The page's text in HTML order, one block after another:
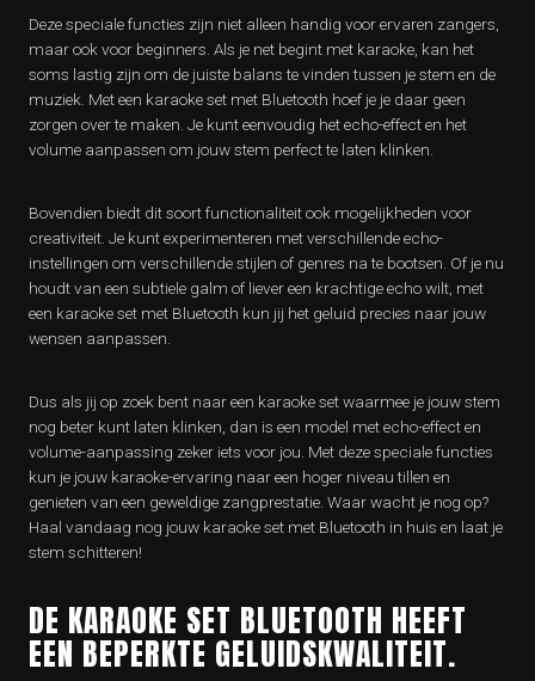
Deze speciale functies zijn niet alleen handig voor ervaren zangers,
maar ook voor beginners. Als je net begint met karaoke, kan het
soms lastig zijn om de juiste balans te vinden tussen je stem en de
muziek. Met een karaoke set met Bluetooth hoef je je daar geen
zorgen over te maken. Je kunt eenvoudig het echo-effect en het
volume aanpassen om jouw stem perfect te laten klinken.
Bovendien biedt dit soort functionaliteit ook mogelijkheden voor
creativiteit. Je kunt experimenteren met verschillende echo-
instellingen om verschillende stijlen of genres na te bootsen. Of je nu
houdt van een subtiele galm of liever een krachtige echo wilt, met
een karaoke set met Bluetooth kun jij het geluid precies naar jouw
wensen aanpassen.
Dus als jij op zoek bent naar een karaoke set waarmee je jouw stem
nog beter kunt laten klinken, dan is een model met echo-effect en
volume-aanpassing zeker iets voor jou. Met deze speciale functies
kun je jouw karaoke-ervaring naar een hoger niveau tillen en
genieten van een geweldige zangprestatie. Waar wacht je nog op?
Haal vandaag nog jouw karaoke set met Bluetooth in huis en laat je
stem schitteren!
DE KARAOKE SET BLUETOOTH HEEFT
EEN BEPERKTE GELUIDSKWALITEIT.